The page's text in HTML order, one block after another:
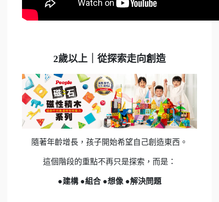
2歲以上｜從探索走向創造
隨著年齡增長，孩子開始希望自己創造東西。
這個階段的重點不再只是探索，而是：
●建構 ●組合 ●想像 ●解決問題